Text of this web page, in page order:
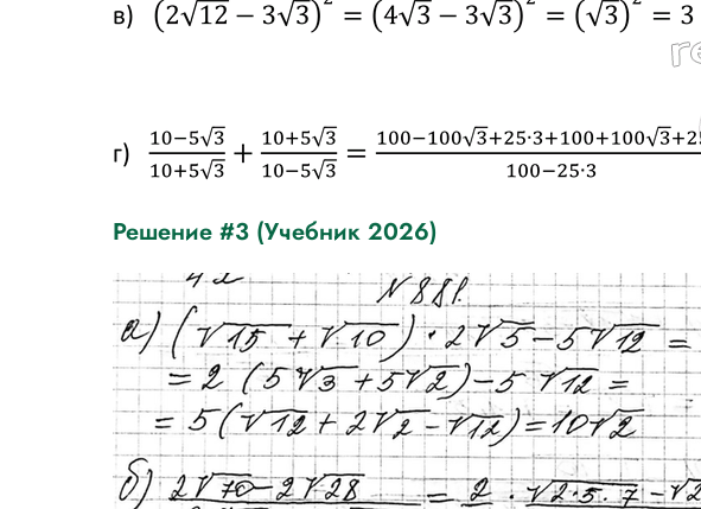
Решение #3 (Учебник 2026)